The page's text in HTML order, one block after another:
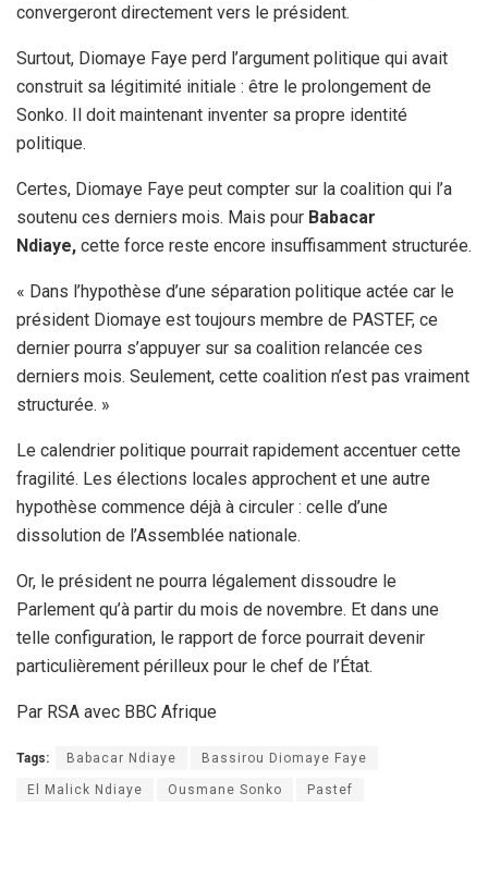
convergeront directement vers le président.
Surtout, Diomaye Faye perd l’argument politique qui avait
construit sa légitimité initiale : être le prolongement de
Sonko. Il doit maintenant inventer sa propre identité
politique.
Certes, Diomaye Faye peut compter sur la coalition qui l’a
soutenu ces derniers mois. Mais pour Babacar
Ndiaye, cette force reste encore insuffisamment structurée.
« Dans l’hypothèse d’une séparation politique actée car le
président Diomaye est toujours membre de PASTEF, ce
dernier pourra s’appuyer sur sa coalition relancée ces
derniers mois. Seulement, cette coalition n’est pas vraiment
structurée. »
Le calendrier politique pourrait rapidement accentuer cette
fragilité. Les élections locales approchent et une autre
hypothèse commence déjà à circuler : celle d’une
dissolution de l’Assemblée nationale.
Or, le président ne pourra légalement dissoudre le
Parlement qu’à partir du mois de novembre. Et dans une
telle configuration, le rapport de force pourrait devenir
particulièrement périlleux pour le chef de l’État.
Par RSA avec BBC Afrique
Tags: Babacar Ndiaye Bassirou Diomaye Faye
El Malick Ndiaye Ousmane Sonko Pastef